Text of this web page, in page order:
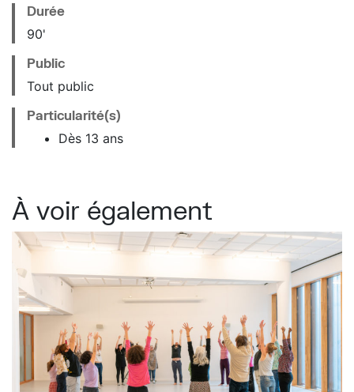
Durée
90'
Public
Tout public
Particularité(s)
Dès 13 ans
À voir également